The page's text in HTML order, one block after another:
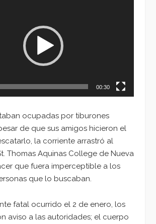
00:30
ocupadas por tiburones
de que sus amigos hicieron el
la corriente arrastró al
Thomas Aquinas College de Nueva
que fuera imperceptible a los
que lo buscaban.
fatal ocurrido el 2 de enero, los
aviso a las autoridades; el cuerpo